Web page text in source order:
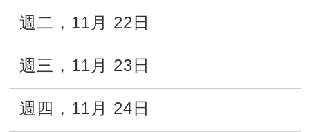
週二 ， 11月 22日
週三 ， 11月 23日
週四 ， 11月 24日